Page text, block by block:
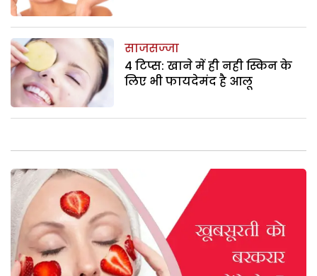
साजसज्जा
4 टिप्स: खाने में ही नही स्किन के
लिए भी फायदेमंद है आलू